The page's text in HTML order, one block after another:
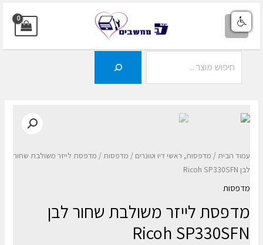
דילוג
לתוכן
MAIN
עמוד הבית/ מדפסות, ראשי דיו וטונרים / מדפסות/ מדפסת ‏לייזר משולבת שחור
לבן Ricoh SP330SFN
מדפסות
מדפסת ‏לייזר משולבת שחור לבן
Ricoh SP330SFN